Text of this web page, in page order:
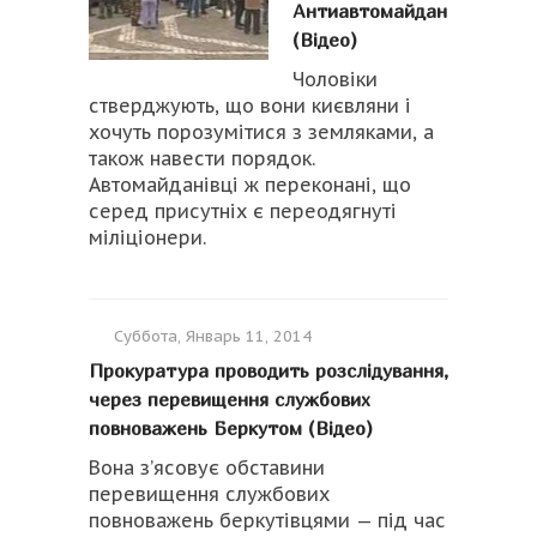
Антиавтомайдан
(Відео)
Чоловіки
стверджують, що вони києвляни і
хочуть порозумітися з земляками, а
також навести порядок.
Автомайданівці ж переконані, що
серед присутніх є переодягнуті
міліціонери.
Суббота, Январь 11, 2014
Прокуратура проводить розслідування,
через перевищення службових
повноважень Беркутом (Відео)
Вона з’ясовує обставини
перевищення службових
повноважень беркутівцями — під час